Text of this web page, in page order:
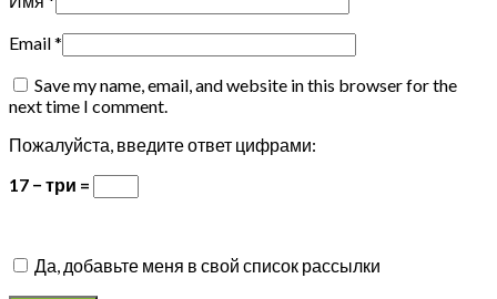
Email*
Save my name, email, and website in this browser for the
next time I comment.
Пожалуйста, введите ответ цифрами:
17 − три =
Да, добавьте меня в свой список рассылки